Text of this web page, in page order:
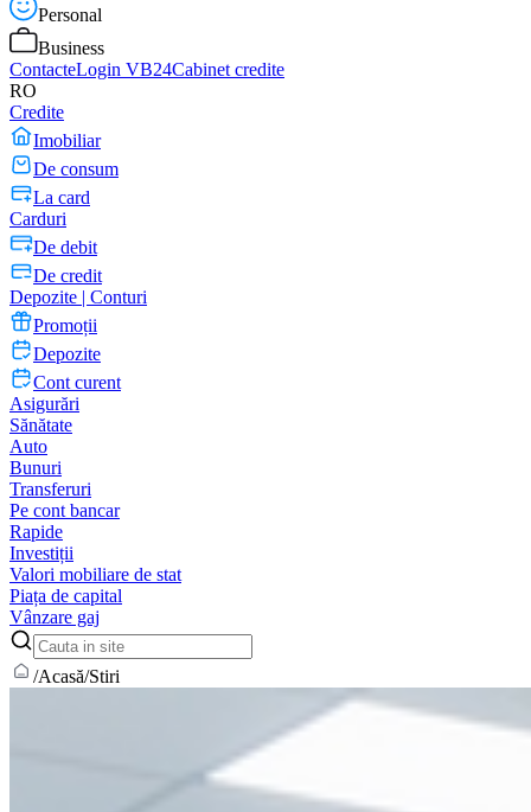
Personal
Business
ContacteLogin VB24Cabinet credite
RO
Credite
Imobiliar
De consum
La card
Carduri
De debit
De credit
Depozite | Conturi
Promoții
Depozite
Cont curent
Asigurări
Sănătate
Auto
Bunuri
Transferuri
Pe cont bancar
Rapide
Investiții
Valori mobiliare de stat
Piața de capital
Vânzare gaj
/Acasă/Stiri